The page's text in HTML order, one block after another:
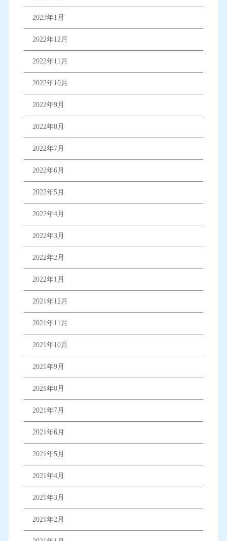
2023年1月
2022年12月
2022年11月
2022年10月
2022年9月
2022年8月
2022年7月
2022年6月
2022年5月
2022年4月
2022年3月
2022年2月
2022年1月
2021年12月
2021年11月
2021年10月
2021年9月
2021年8月
2021年7月
2021年6月
2021年5月
2021年4月
2021年3月
2021年2月